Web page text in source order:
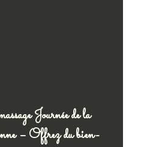
Journée de la
– Offrez du bien-